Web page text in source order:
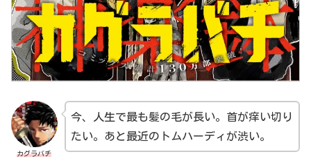
カグラバチ
今、人生で最も髪の毛が長い。首が痒い切り
たい。あと最近のトムハーディが渋い。